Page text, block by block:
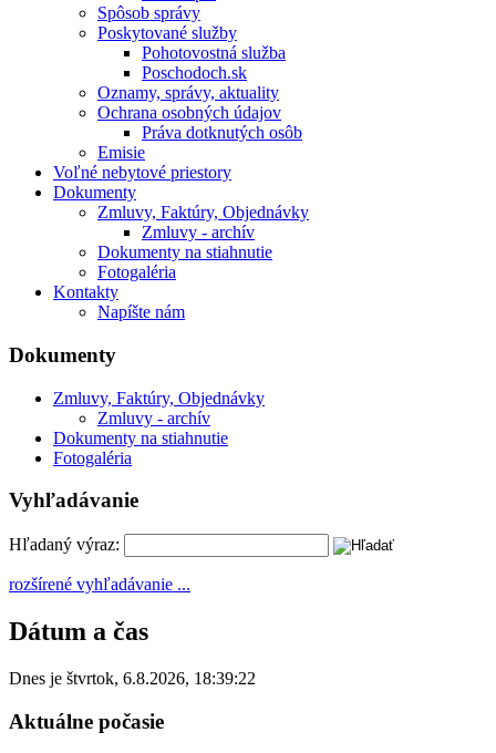
Spôsob správy
Poskytované služby
Pohotovostná služba
Poschodoch.sk
Oznamy, správy, aktuality
Ochrana osobných údajov
Práva dotknutých osôb
Emisie
Voľné nebytové priestory
Dokumenty
Zmluvy, Faktúry, Objednávky
Zmluvy - archív
Dokumenty na stiahnutie
Fotogaléria
Kontakty
Napíšte nám
Dokumenty
Zmluvy, Faktúry, Objednávky
Zmluvy - archív
Dokumenty na stiahnutie
Fotogaléria
Vyhľadávanie
Hľadaný výraz:
rozšírené vyhľadávanie ...
Dátum a čas
Dnes je štvrtok, 6.8.2026, 18:39:22
Aktuálne počasie